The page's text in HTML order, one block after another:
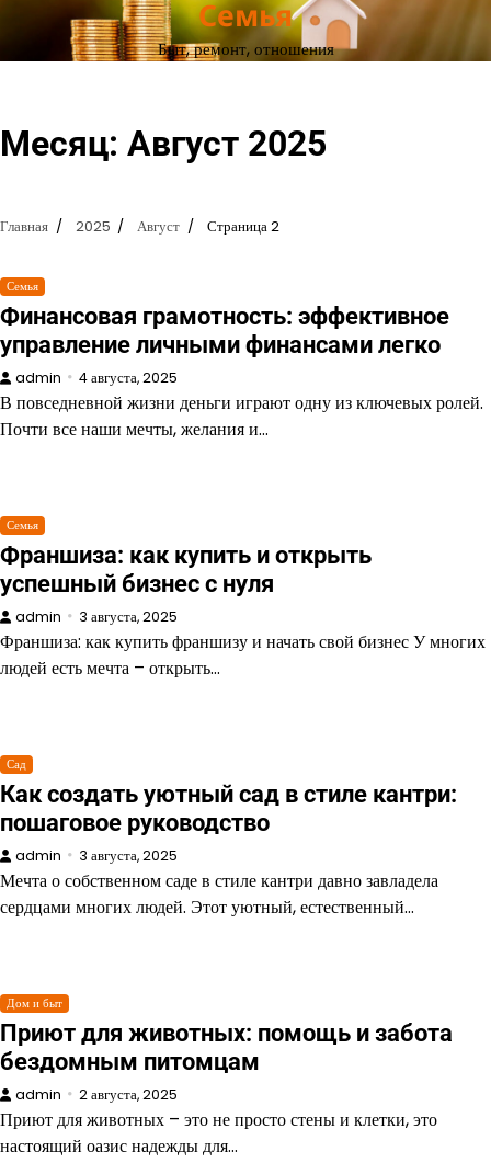
Перейти
содержимому
Семья
Быт, ремонт, отношения
Месяц: Август 2025
Главная 2025 Август Страница 2
Семья
Финансовая грамотность: эффективное
управление личными финансами легко
admin 4 августа, 2025
В повседневной жизни деньги играют одну из ключевых ролей.
Почти все наши мечты, желания и…
Семья
Франшиза: как купить и открыть
успешный бизнес с нуля
admin 3 августа, 2025
Франшиза: как купить франшизу и начать свой бизнес У многих
людей есть мечта – открыть…
Сад
Как создать уютный сад в стиле кантри:
пошаговое руководство
admin 3 августа, 2025
Мечта о собственном саде в стиле кантри давно завладела
сердцами многих людей. Этот уютный, естественный…
Дом и быт
Приют для животных: помощь и забота
бездомным питомцам
admin 2 августа, 2025
Приют для животных – это не просто стены и клетки, это
настоящий оазис надежды для…